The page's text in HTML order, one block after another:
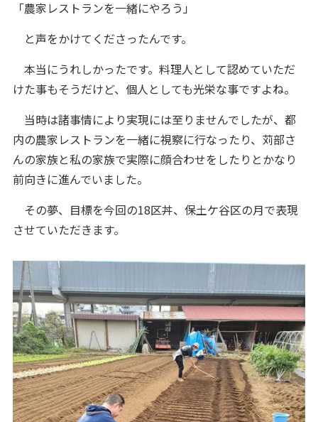
「農家レストランを一緒にやろう」
と声をかけてくださったんです。
本当にうれしかったです。料理人として認めていただ
けた事もそうだけど、個人としても光栄な事ですよね。
当時は諸事情により実現には至りませんでしたが、都
内の農家レストランを一緒に視察に行なったり、苅部さ
んの家族と私の家族で実際に顔合わせをしたりとかなり
前向きに進んでいました。
その夢、目標を今回の18区丼、保土ケ谷区の月で表現
させていただきます。